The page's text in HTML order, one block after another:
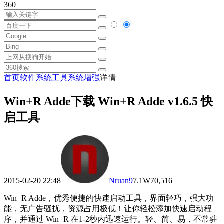
360
首页软件系统工具系统增强详情
Win+R Adde下载 Win+R Adde v1.6.5 快
启工具
2015-02-20 22:48 Nruan97.1W70,516
Win+R Adde，优秀便捷的快速启动工具，界面轻巧，强大功
能，无广告骚扰，资源占用极低！让你轻松添加快速启动程
序，并通过 Win+R 在1-2秒内迅速运行。轻、简、易，不常驻